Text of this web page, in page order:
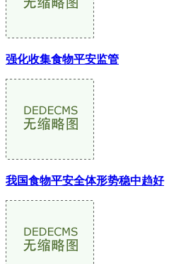
强化收集食物平安监管
我国食物平安全体形势稳中趋好